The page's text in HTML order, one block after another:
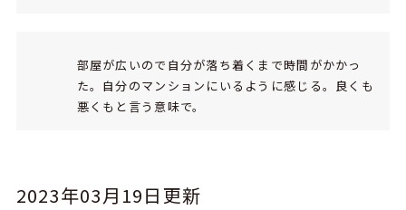
部屋が広いので自分が落ち着くまで時間がかかっ
た。自分のマンションにいるように感じる。良くも
悪くもと言う意味で。
2023年03月19日更新